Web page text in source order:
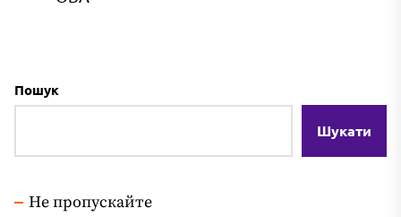
Пошук
Шукати
Не пропускайте